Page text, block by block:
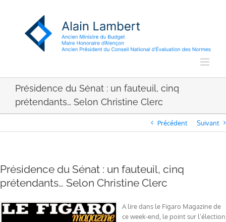
Présidence du Sénat : un fauteuil, cinq
prétendants… Selon Christine Clerc
Précédent Suivant
Présidence du Sénat : un fauteuil, cinq
prétendants… Selon Christine Clerc
A lire dans le Figaro Magazine de
ce week-end, le point sur l’élection